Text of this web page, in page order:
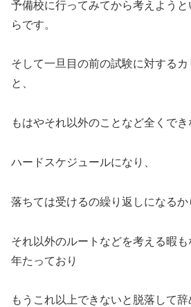
予備校に行ってみてから考えよう
らです。
そして一旦目の前の試験に対する
と、
もはやそれ以外のことなど全くで
ハードスケジュールになり、
落ちては受けるの繰り返しになるか
それ以外のルートなどを考える暇
年たっており
もうこれ以上できないと脱落して辞